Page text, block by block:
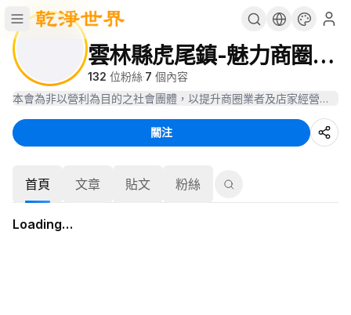
雲林縣虎尾鎮-魅力商圈發展協會
132 位粉絲·7 個內容
本會為非以營利為目的之社會團體，以提升商圈業者及店家經營品
關注
首頁 文章 貼文 粉絲
Loading…